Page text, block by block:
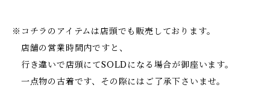
※コチラのアイテムは店頭でも販売しております。
店舗の営業時間内ですと、
行き違いで店頭にてSOLDになる場合が御座います。
一点物の古着です、その際にはご了承下さいませ。